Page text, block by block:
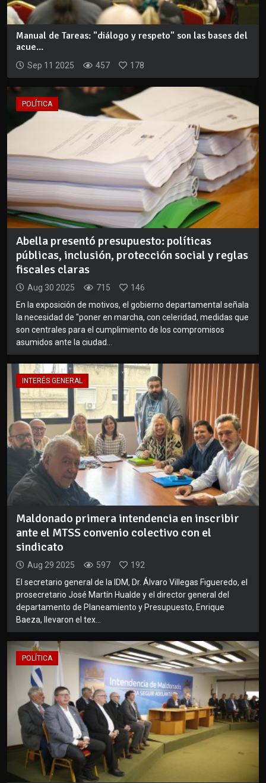
Manual de Tareas: "diálogo y respeto" son las bases del
acue...
Sep 11 2025 457 178
POLÍTICA
Abella presentó presupuesto: políticas
públicas, inclusión, protección social y reglas
fiscales claras
Aug 30 2025 715
146
En la exposición de motivos, el gobierno departamental señala
la necesidad de "poner en marcha, con celeridad, medidas que
son centrales para el cumplimiento de los compromisos
asumidos ante la ciudad...
INTERÉS GENERAL
Maldonado primera intendencia en inscribir
ante el MTSS convenio colectivo con el
sindicato
Aug 29 2025 597
192
El secretario general de la IDM, Dr. Álvaro Villegas Figueredo, el
prosecretario José Martín Hualde y el director general del
departamento de Planeamiento y Presupuesto, Enrique
Baeza, llevaron el tex...
POLÍTICA